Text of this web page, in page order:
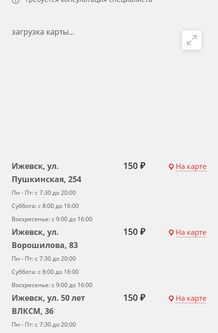
Ижевск, ул.
Пушкинская, 254
Пн - Пт: с 7:30 до 20:00
Суббота: с 8:00 до 16:00
Воскресенье: с 9:00 до 16:00
150 ₽ На карте
Ижевск, ул.
Ворошилова, 83
Пн - Пт: с 7:30 до 20:00
Суббота: с 8:00 до 16:00
Воскресенье: с 9:00 до 16:00
150 ₽ На карте
Ижевск, ул. 50 лет
ВЛКСМ, 36
Пн - Пт: с 7:30 до 20:00
150 ₽ На карте
загрузка карты...